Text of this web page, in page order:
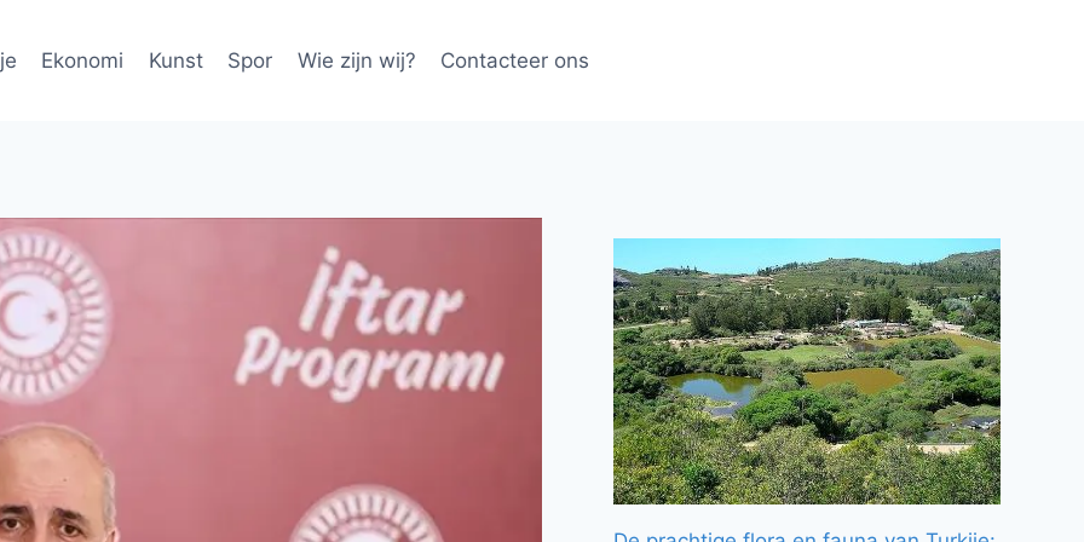
Ekonomi Kunst Spor Wie zijn wij? Contacteer ons